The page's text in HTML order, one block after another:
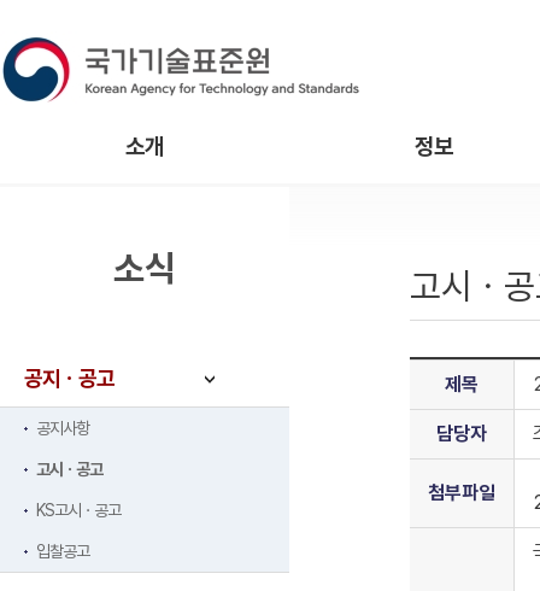
소개 정보
고시ㆍ
제목
담당자
첨부파일
소식
공지ㆍ공고
공지사항
고시ㆍ공고
KS고시ㆍ공고
입찰공고